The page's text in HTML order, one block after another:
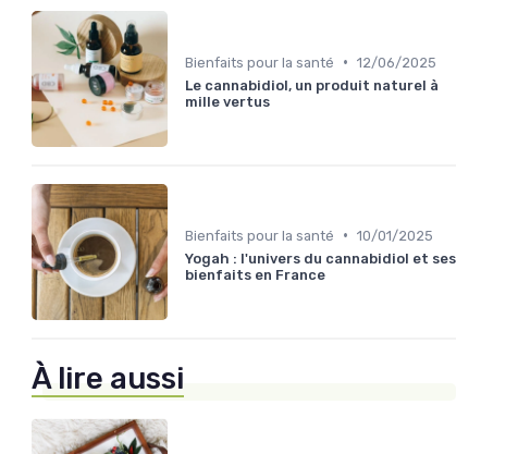
Bienfaits pour la santé • 12/06/2025
Le cannabidiol, un produit naturel à
mille vertus
Bienfaits pour la santé • 10/01/2025
Yogah : l'univers du cannabidiol et ses
bienfaits en France
À lire aussi